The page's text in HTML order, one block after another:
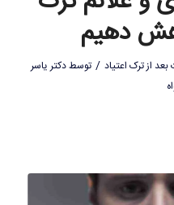
دهیم
از ترک اعتیاد / توسطدکتر یاسر